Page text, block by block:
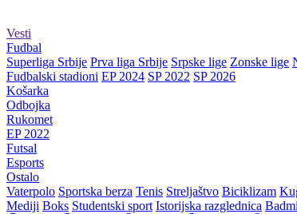
Vesti
Fudbal
Superliga Srbije Prva liga Srbije Srpske lige Zonske lige
Fudbalski stadioni EP 2024 SP 2022 SP 2026
Košarka
Odbojka
Rukomet
EP 2022
Futsal
Esports
Ostalo
Vaterpolo Sportska berza Tenis Streljaštvo Biciklizam
Mediji Boks Studentski sport Istorijska razglednica